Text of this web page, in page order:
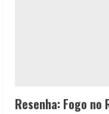
Resenha: Fogo no